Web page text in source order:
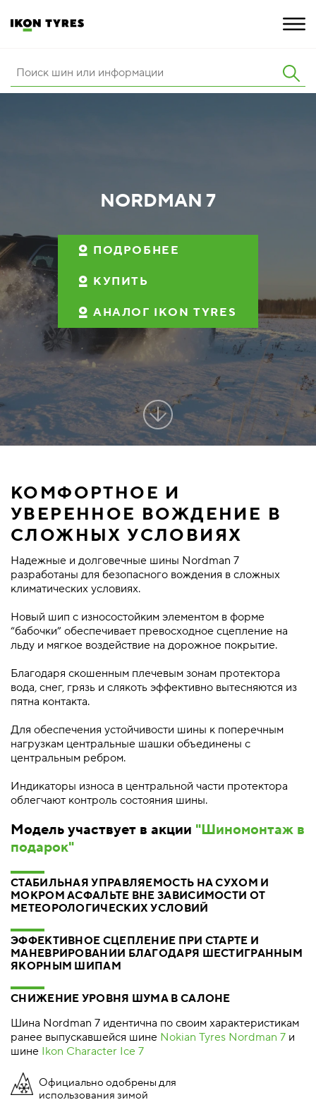
О КОМПАНИИ
ПОКУПКА И АКЦИИ
NORDMAN 7
ПОДРОБНЕЕ
КУПИТЬ
АНАЛОГ IKON TYRES
КОМФОРТНОЕ И
УВЕРЕННОЕ ВОЖДЕНИЕ В
СЛОЖНЫХ УСЛОВИЯХ
Надежные и долговечные шины Nordman 7
разработаны для безопасного вождения в сложных
климатических условиях.
Новый шип с износостойким элементом в форме
“бабочки” обеспечивает превосходное сцепление на
льду и мягкое воздействие на дорожное покрытие.
Благодаря скошенным плечевым зонам протектора
вода, снег, грязь и слякоть эффективно вытесняются из
пятна контакта.
Для обеспечения устойчивости шины к поперечным
нагрузкам центральные шашки объединены с
центральным ребром.
Индикаторы износа в центральной части протектора
облегчают контроль состояния шины.
Модель участвует в акции "Шиномонтаж в
подарок"
СТАБИЛЬНАЯ УПРАВЛЯЕМОСТЬ НА СУХОМ И
МОКРОМ АСФАЛЬТЕ ВНЕ ЗАВИСИМОСТИ ОТ
МЕТЕОРОЛОГИЧЕСКИХ УСЛОВИЙ
ЭФФЕКТИВНОЕ СЦЕПЛЕНИЕ ПРИ СТАРТЕ И
МАНЕВРИРОВАНИИ БЛАГОДАРЯ ШЕСТИГРАННЫМ
ЯКОРНЫМ ШИПАМ
СНИЖЕНИЕ УРОВНЯ ШУМА В САЛОНЕ
Шина Nordman 7 идентична по своим характеристикам
ранее выпускавшейся шине Nokian Tyres Nordman 7 и
шине Ikon Character Ice 7
Официально одобрены для
использования зимой